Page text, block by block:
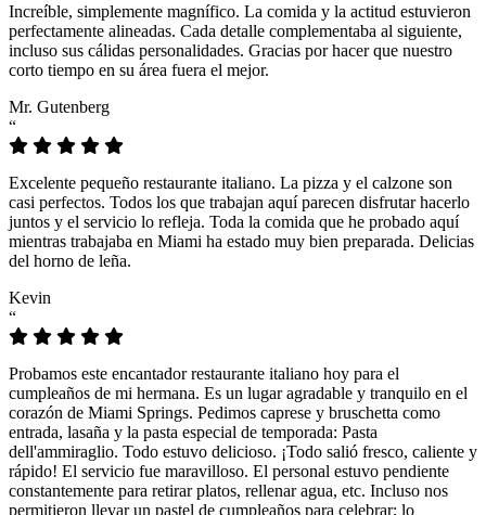
Increíble, simplemente magnífico. La comida y la actitud estuvieron
perfectamente alineadas. Cada detalle complementaba al siguiente,
incluso sus cálidas personalidades. Gracias por hacer que nuestro
corto tiempo en su área fuera el mejor.
Mr. Gutenberg
“
Excelente pequeño restaurante italiano. La pizza y el calzone son
casi perfectos. Todos los que trabajan aquí parecen disfrutar hacerlo
juntos y el servicio lo refleja. Toda la comida que he probado aquí
mientras trabajaba en Miami ha estado muy bien preparada. Delicias
del horno de leña.
Kevin
“
Probamos este encantador restaurante italiano hoy para el
cumpleaños de mi hermana. Es un lugar agradable y tranquilo en el
corazón de Miami Springs. Pedimos caprese y bruschetta como
entrada, lasaña y la pasta especial de temporada: Pasta
dell'ammiraglio. Todo estuvo delicioso. ¡Todo salió fresco, caliente y
rápido! El servicio fue maravilloso. El personal estuvo pendiente
constantemente para retirar platos, rellenar agua, etc. Incluso nos
permitieron llevar un pastel de cumpleaños para celebrar; lo